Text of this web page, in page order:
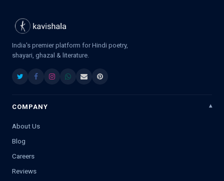
India's premier platform for Hindi poetry,
shayari, ghazal & literature.
COMPANY
About Us
Blog
Careers
Reviews